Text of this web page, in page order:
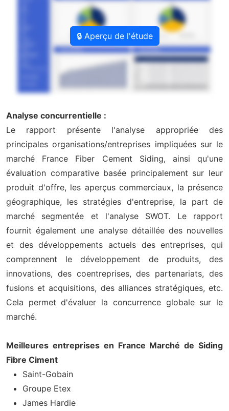
🔒 Aperçu de l'étude
Analyse concurrentielle :
Le rapport présente l'analyse appropriée des
principales organisations/entreprises impliquées sur le
marché France Fiber Cement Siding, ainsi qu'une
évaluation comparative basée principalement sur leur
produit d'offre, les aperçus commerciaux, la présence
géographique, les stratégies d'entreprise, la part de
marché segmentée et l'analyse SWOT. Le rapport
fournit également une analyse détaillée des nouvelles
et des développements actuels des entreprises, qui
comprennent le développement de produits, des
innovations, des coentreprises, des partenariats, des
fusions et acquisitions, des alliances stratégiques, etc.
Cela permet d'évaluer la concurrence globale sur le
marché.
Meilleures entreprises en France Marché de Siding
Fibre Ciment
Saint-Gobain
Groupe Etex
James Hardie